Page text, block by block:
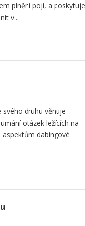
plnění pojí, a poskytuje
v...
druhu věnuje
otázek ležících na
dabingové